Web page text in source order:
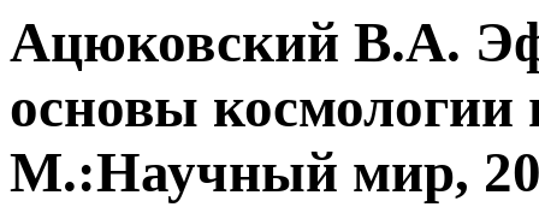
Ацюковский В.А.
основы космологии
М.:Научный мир,